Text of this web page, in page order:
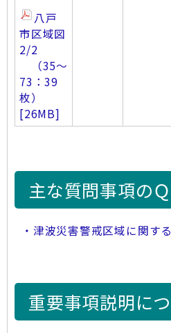
八戸
市区域図
2/2
（35～
73：39
枚）
[26MB]
主な質問事項の
・津波災害警戒区域に関す
重要事項説明に